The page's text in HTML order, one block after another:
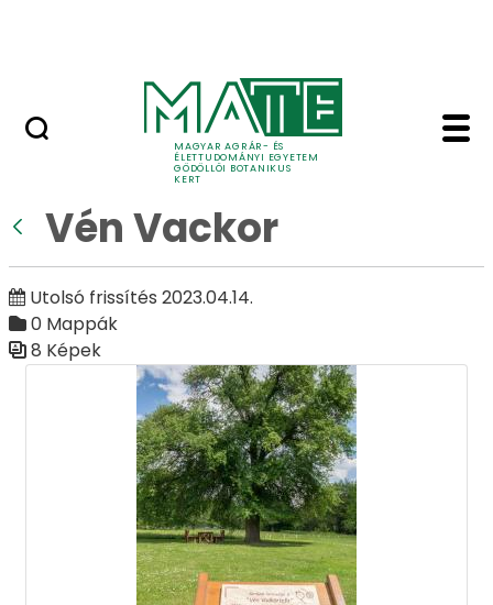
MAGYAR AGRÁR- ÉS
ÉLETTUDOMÁNYI EGYETEM
GÖDÖLLŐI BOTANIKUS
KERT
Vén Vackor - Galéria
Galéria
Vén Vackor
Utolsó frissítés 2023.04.14.
0 Mappák
8 Képek